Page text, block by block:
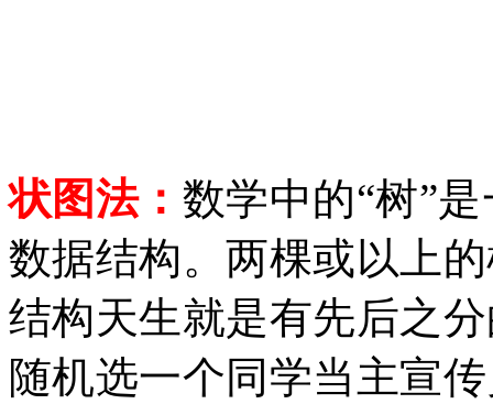
状图法： 数学中的“树”
数据结构。两棵或以上
结构天生就是有先后之
随机选一个同学当主宣